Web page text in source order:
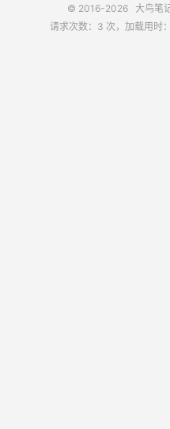
© 2016-2026 大鸟笔
请求次数：3 次，加载用时